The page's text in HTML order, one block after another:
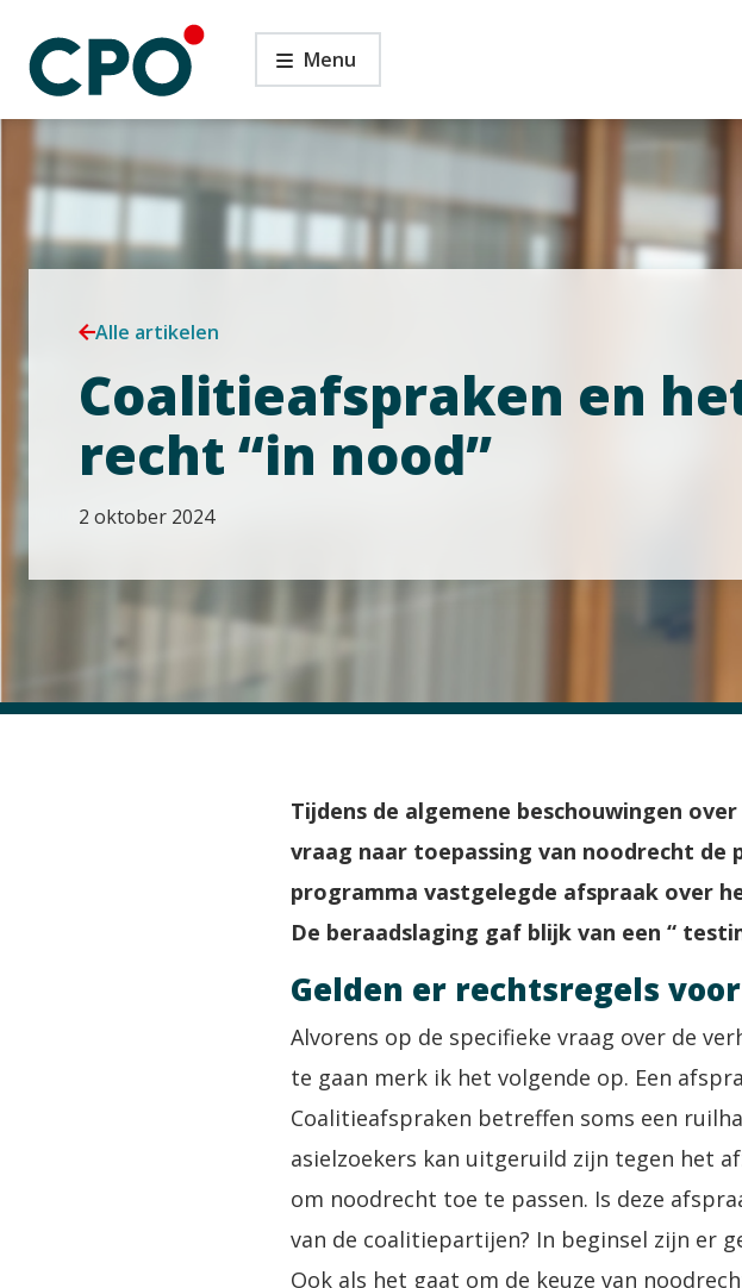
naar
inhoud
Coalitieafspraken
en
het
recht
“in
Menu
Alle artikelen
Coalitieafspraken en
recht “in nood”
2 oktober 2024
Tijdens de algemene beschouwingen
vraag naar toepassing van noodrecht
programma vastgelegde afspraak over
De beraadslaging gaf blijk van een “
Gelden er rechtsregels
Alvorens op de specifieke vraag over de
te gaan merk ik het volgende op. Een
Coalitieafspraken betreffen soms een
asielzoekers kan uitgeruild zijn tegen het
om noodrecht toe te passen. Is deze
van de coalitiepartijen? In beginsel zijn er
Ook als het gaat om de keuze van